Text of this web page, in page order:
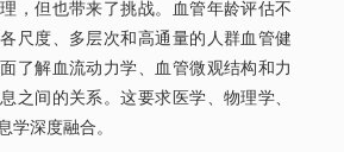
，但也带来了挑战。血管年龄评估不
尺度、多层次和高通量的人群血管健
了解血流动力学、血管微观结构和力
之间的关系。这要求医学、物理学、
学深度融合。